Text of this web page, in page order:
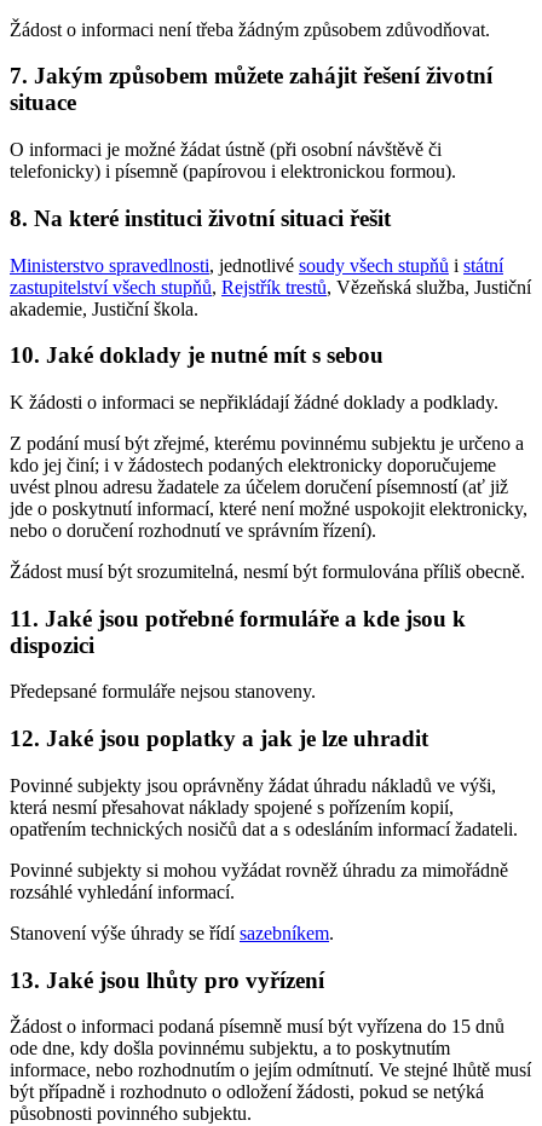
Žádost o informaci není třeba žádným způsobem zdůvodňovat.
7. Jakým způsobem můžete zahájit řešení životní
situace
O informaci je možné žádat ústně (při osobní návštěvě či
telefonicky) i písemně (papírovou i elektronickou formou).
8. Na které instituci životní situaci řešit
Ministerstvo spravedlnosti, jednotlivé soudy všech stupňů i státní
zastupitelství všech stupňů, Rejstřík trestů, Vězeňská služba, Justiční
akademie, Justiční škola.
10. Jaké doklady je nutné mít s sebou
K žádosti o informaci se nepřikládají žádné doklady a podklady.
Z podání musí být zřejmé, kterému povinnému subjektu je určeno a
kdo jej činí; i v žádostech podaných elektronicky doporučujeme
uvést plnou adresu žadatele za účelem doručení písemností (ať již
jde o poskytnutí informací, které není možné uspokojit elektronicky,
nebo o doručení rozhodnutí ve správním řízení).
Žádost musí být srozumitelná, nesmí být formulována příliš obecně.
11. Jaké jsou potřebné formuláře a kde jsou k
dispozici
Předepsané formuláře nejsou stanoveny.
12. Jaké jsou poplatky a jak je lze uhradit
Povinné subjekty jsou oprávněny žádat úhradu nákladů ve výši,
která nesmí přesahovat náklady spojené s pořízením kopií,
opatřením technických nosičů dat a s odesláním informací žadateli.
Povinné subjekty si mohou vyžádat rovněž úhradu za mimořádně
rozsáhlé vyhledání informací.
Stanovení výše úhrady se řídísazebníkem.
13. Jaké jsou lhůty pro vyřízení
Žádost o informaci podaná písemně musí být vyřízena do 15 dnů
ode dne, kdy došla povinnému subjektu, a to poskytnutím
informace, nebo rozhodnutím o jejím odmítnutí. Ve stejné lhůtě musí
být případně i rozhodnuto o odložení žádosti, pokud se netýká
působnosti povinného subjektu.